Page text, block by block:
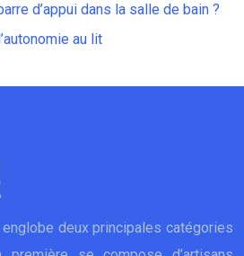
d’appui dans la salle de bain ?
au lit
deux principales catégories